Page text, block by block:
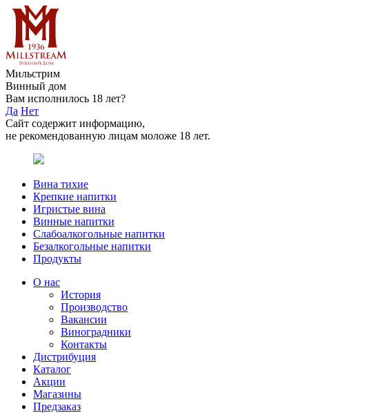
Мильстрим
Винный дом
Вам исполнилось 18 лет?
Да Нет
Сайт содержит информацию,
не рекомендованную лицам моложе 18 лет.
Вина тихие
Крепкие напитки
Игристые вина
Винные напитки
Слабоалкогольные напитки
Безалкогольные напитки
Продукты
О нас
История
Производство
Вакансии
Виноградники
Контакты
Дистрибуция
Каталог
Акции
Магазины
Предзаказ